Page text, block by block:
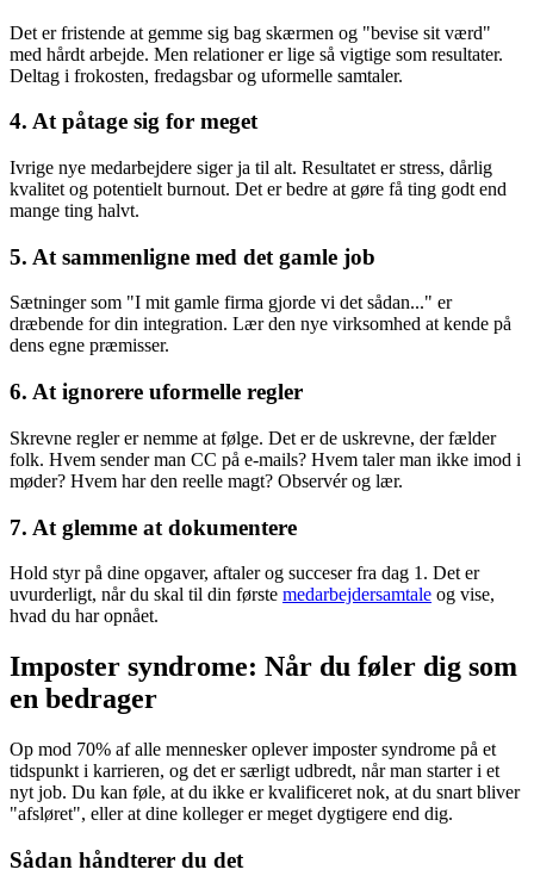
Det er fristende at gemme sig bag skærmen og "bevise sit værd"
med hårdt arbejde. Men relationer er lige så vigtige som resultater.
Deltag i frokosten, fredagsbar og uformelle samtaler.
4. At påtage sig for meget
Ivrige nye medarbejdere siger ja til alt. Resultatet er stress, dårlig
kvalitet og potentielt burnout. Det er bedre at gøre få ting godt end
mange ting halvt.
5. At sammenligne med det gamle job
Sætninger som "I mit gamle firma gjorde vi det sådan..." er
dræbende for din integration. Lær den nye virksomhed at kende på
dens egne præmisser.
6. At ignorere uformelle regler
Skrevne regler er nemme at følge. Det er de uskrevne, der fælder
folk. Hvem sender man CC på e-mails? Hvem taler man ikke imod i
møder? Hvem har den reelle magt? Observér og lær.
7. At glemme at dokumentere
Hold styr på dine opgaver, aftaler og succeser fra dag 1. Det er
uvurderligt, når du skal til din første medarbejdersamtale og vise,
hvad du har opnået.
Imposter syndrome: Når du føler dig som
en bedrager
Op mod 70% af alle mennesker oplever imposter syndrome på et
tidspunkt i karrieren, og det er særligt udbredt, når man starter i et
nyt job. Du kan føle, at du ikke er kvalificeret nok, at du snart bliver
"afsløret", eller at dine kolleger er meget dygtigere end dig.
Sådan håndterer du det